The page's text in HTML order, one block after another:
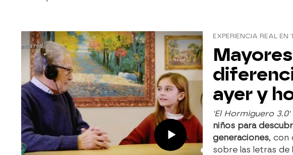
EXPERIENCIA REAL EN
ayer y
'El Hormiguero 3.0'
niños para
generaciones, con
sobre las letras de